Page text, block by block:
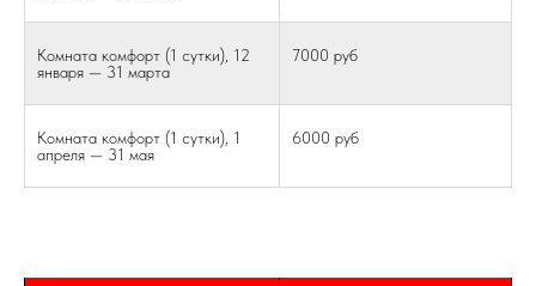
Комната комфорт (1 сутки), 12
января — 31 марта
7000 руб
Комната комфорт (1 сутки), 1
апреля — 31 мая
6000 руб